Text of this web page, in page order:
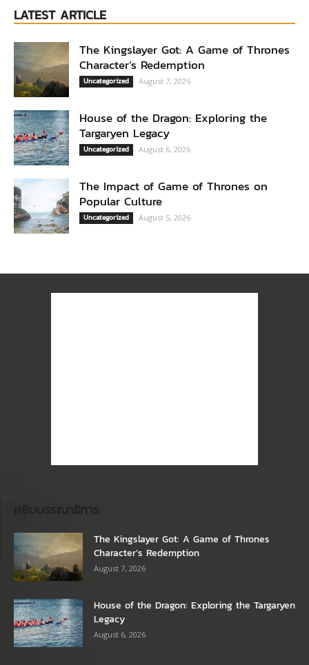
LATEST ARTICLE
The Kingslayer Got: A Game of Thrones
Character’s Redemption
Uncategorized August 7, 2026
House of the Dragon: Exploring the
Targaryen Legacy
Uncategorized August 6, 2026
The Impact of Game of Thrones on
Popular Culture
Uncategorized August 5, 2026
The Kingslayer Got: A Game of Thrones
Character’s Redemption
August 7, 2026
House of the Dragon: Exploring the Targaryen
Legacy
August 6, 2026